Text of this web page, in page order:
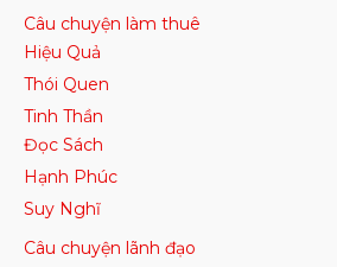
Câu chuyện làm thuê
Hiệu Quả
Thói Quen
Tinh Thần
Đọc Sách
Hạnh Phúc
Suy Nghĩ
Câu chuyện lãnh đạo